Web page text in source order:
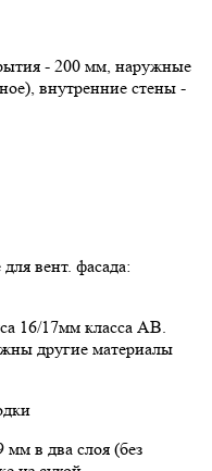
- 200 мм, наружные
внутренние стены -
вент. фасада:
16/17мм класса АВ.
другие материалы
в два слоя (без